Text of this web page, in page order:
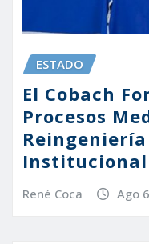
ESTADO
El Cobach
Procesos
Institucional
René Coca Ago